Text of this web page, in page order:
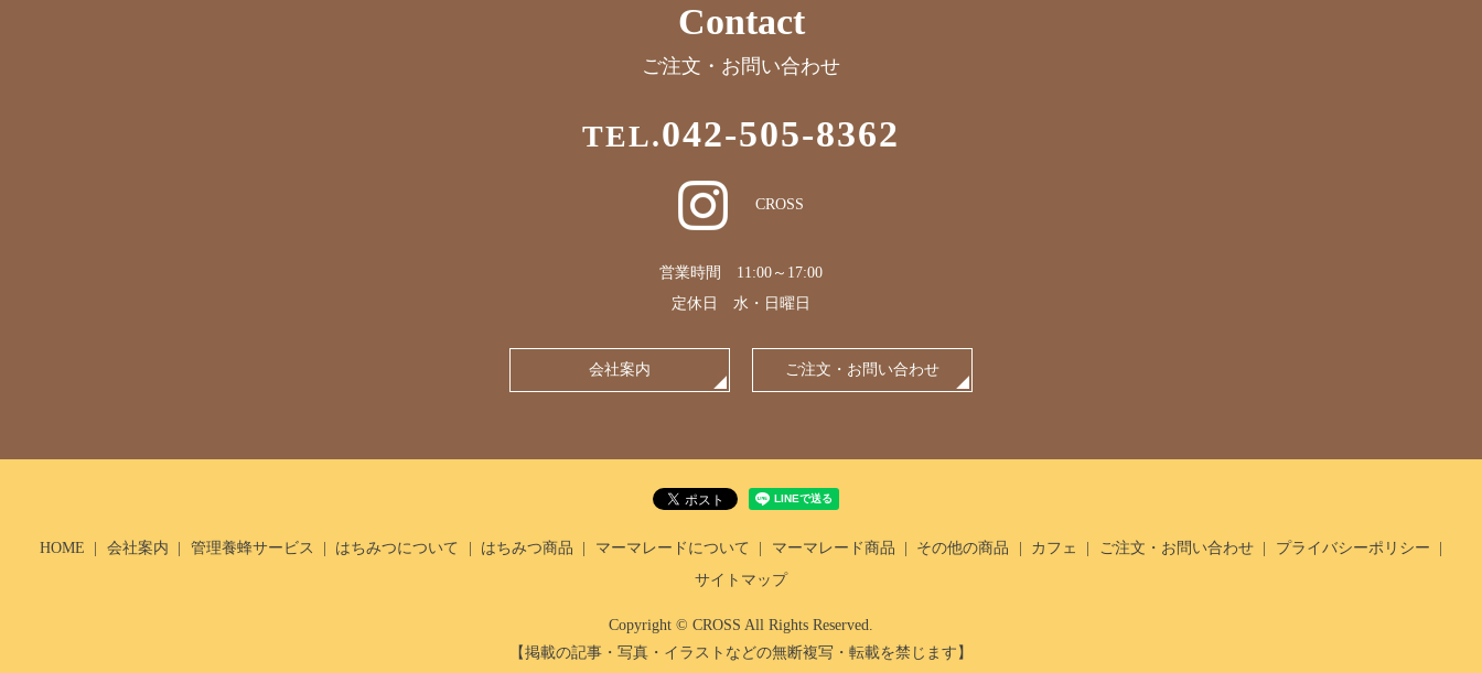
Contact
ご注文・お問い合わせ
TEL.042-505-8362
CROSS
営業時間 11:00～17:00
定休日 水・日曜日
会社案内 ご注文・お問い合わせ
HOME 会社案内 管理養蜂サービス はちみつについて はちみつ商品 マーマレードについて マーマレード商品 その他の商品 カフェ ご注文・お問い合わせ
プライバシーポリシー
サイトマップ
Copyright © CROSS All Rights Reserved.
【掲載の記事・写真・イラストなどの無断複写・転載を禁じます】